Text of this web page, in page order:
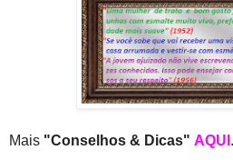
Mais "Conselhos & Dicas" AQUI .